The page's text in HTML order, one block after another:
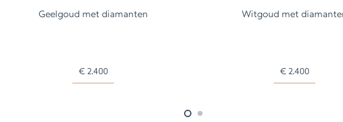
Geelgoud met diamanten
€ 2.400
Witgoud met
€ 2.400